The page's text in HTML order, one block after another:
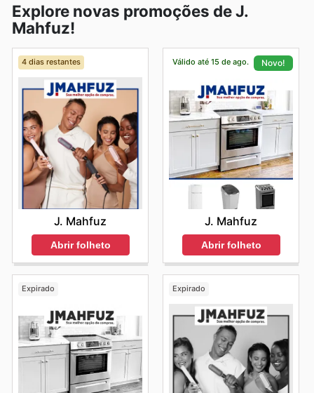
Explore novas promoções de J.
Mahfuz!
4 dias restantes
J. Mahfuz
Abrir folheto
Válido até 15 de ago. Novo!
J. Mahfuz
Abrir folheto
Expirado Expirado